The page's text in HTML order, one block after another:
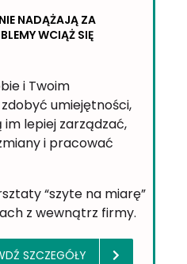
NADĄŻAJĄ ZA
WCIĄŻ SIĘ
i Twoim
umiejętności,
lepiej zarządzać,
i pracować
“szyte na miarę”
z wewnątrz firmy.
SZCZEGÓŁY